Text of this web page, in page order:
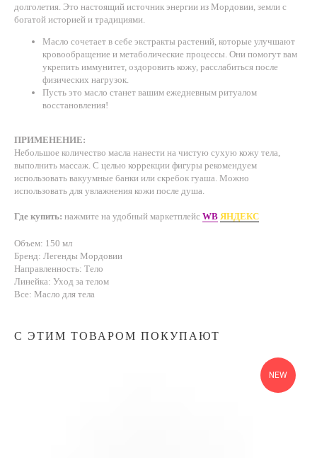
долголетия. Это настоящий источник энергии из Мордовии, земли с
богатой историей и традициями.
Масло сочетает в себе экстракты растений, которые улучшают
кровообращение и метаболические процессы. Они помогут вам
укрепить иммунитет, оздоровить кожу, расслабиться после
физических нагрузок.
Пусть это масло станет вашим ежедневным ритуалом
восстановления!
ПРИМЕНЕНИЕ:
Небольшое количество масла нанести на чистую сухую кожу тела,
выполнить массаж. С целью коррекции фигуры рекомендуем
использовать вакуумные банки или скребок гуаша. Можно
использовать для увлажнения кожи после душа.
Где купить: нажмите на удобный маркетплейс WB ЯНДЕКС
Объем: 150 мл
Бренд: Легенды Мордовии
Направленность: Тело
Линейка: Уход за телом
Все: Масло для тела
С ЭТИМ ТОВАРОМ ПОКУПАЮТ
NEW